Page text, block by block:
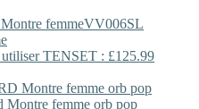
VV006SL
TENSET : £125.99
Montre femme orb pop